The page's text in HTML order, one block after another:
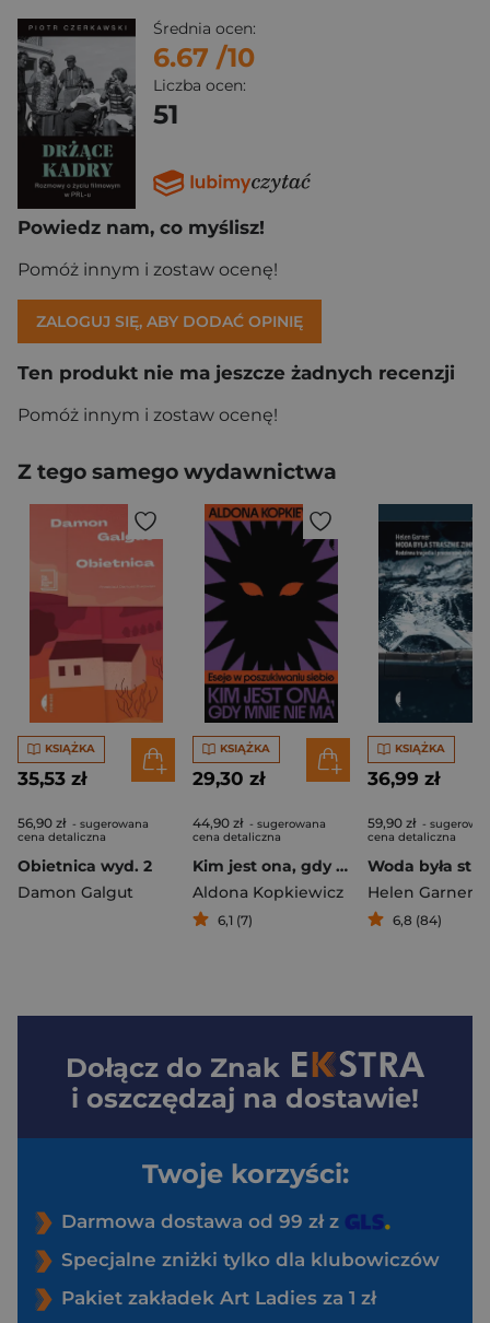
Średnia ocen:
6.67 /10
Liczba ocen:
51
Powiedz nam, co myślisz!
Pomóż innym i zostaw ocenę!
ZALOGUJ SIĘ, ABY DODAĆ OPINIĘ
Ten produkt nie ma jeszcze żadnych recenzji
Pomóż innym i zostaw ocenę!
Z tego samego wydawnictwa
KSIĄŻKA
35,53 zł
56,90 zł - sugerowana
cena detaliczna
Obietnica wyd. 2
Damon Galgut
KSIĄŻKA
29,30 zł
44,90 zł - sugerowana
cena detaliczna
Kim jest ona, gdy mnie nie ma. Eseje w poszukiwaniu siebie
Aldona Kopkiewicz
6,1 (7)
KSIĄŻKA
36,99 zł
59,90 zł -
cena detaliczna
Helen Garner
6,8 (84)
Dołącz do Znak
i oszczędzaj na dostawie!
Twoje korzyści:
Darmowa dostawa od 99 zł z
Specjalne zniżki tylko dla klubowiczów
Pakiet zakładek Art Ladies za 1 zł